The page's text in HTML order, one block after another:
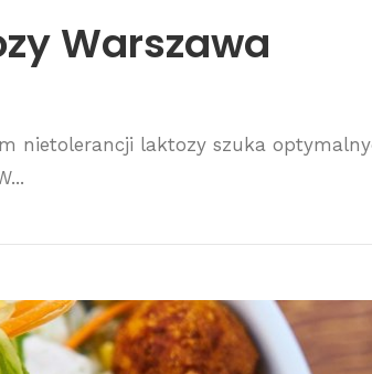
Warszawa
nietolerancji laktozy szuka